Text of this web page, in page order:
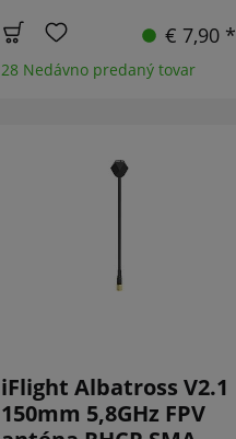
€ 7,90 *
28 Nedávno predaný tovar
iFlight Albatross V2.1
150mm 5,8GHz FPV